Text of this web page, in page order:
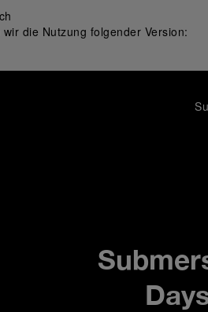
die Nutzung folgender Version: